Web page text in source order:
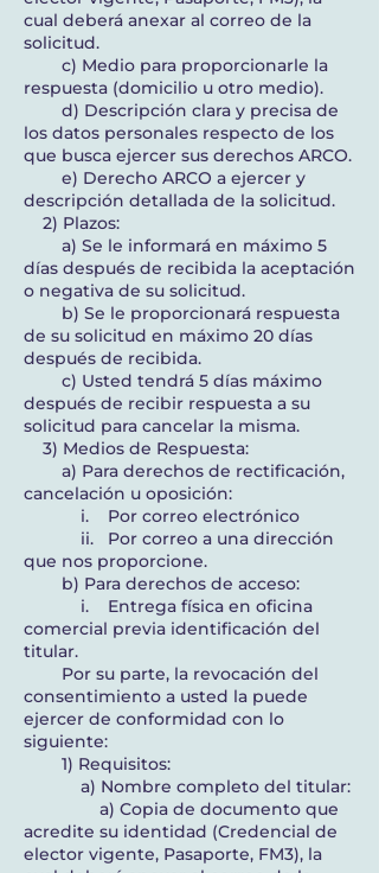
cual deberá anexar al correo de la
solicitud.
c) Medio para proporcionarle la
respuesta (domicilio u otro medio).
d) Descripción clara y precisa de
los datos personales respecto de los
que busca ejercer sus derechos ARCO.
e) Derecho ARCO a ejercer y
descripción detallada de la solicitud.
2) Plazos:
a) Se le informará en máximo 5
días después de recibida la aceptación
o negativa de su solicitud.
b) Se le proporcionará respuesta
de su solicitud en máximo 20 días
después de recibida.
c) Usted tendrá 5 días máximo
después de recibir respuesta a su
solicitud para cancelar la misma.
3) Medios de Respuesta:
a) Para derechos de rectificación,
cancelación u oposición:
i. Por correo electrónico
ii. Por correo a una dirección
que nos proporcione.
b) Para derechos de acceso:
i. Entrega física en oficina
comercial previa identificación del
titular.
Por su parte, la revocación del
consentimiento a usted la puede
ejercer de conformidad con lo
siguiente:
1) Requisitos:
a) Nombre completo del titular:
a) Copia de documento que
acredite su identidad (Credencial de
elector vigente, Pasaporte, FM3), la